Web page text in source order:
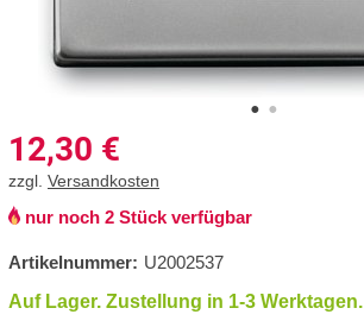
12,30 €
zzgl. Versandkosten
nur noch 2 Stück verfügbar
Artikelnummer: U2002537
Auf Lager. Zustellung in 1-3 Werktagen.